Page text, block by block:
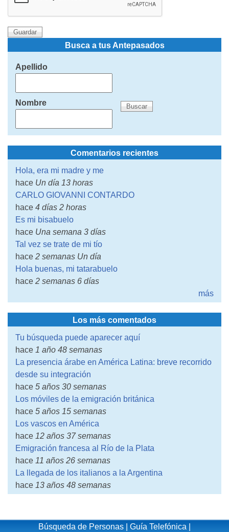
Busca a tus Antepasados
Apellido
Nombre
Comentarios recientes
Hola, era mi madre y me
hace Un día 13 horas
CARLO GIOVANNI CONTARDO
hace 4 días 2 horas
Es mi bisabuelo
hace Una semana 3 días
Tal vez se trate de mi tío
hace 2 semanas Un día
Hola buenas, mi tatarabuelo
hace 2 semanas 6 días
más
Los más comentados
Tu búsqueda puede aparecer aquí
hace 1 año 48 semanas
La presencia árabe en América Latina: breve recorrido
desde su integración
hace 5 años 30 semanas
Los móviles de la emigración británica
hace 5 años 15 semanas
Los vascos en América
hace 12 años 37 semanas
Emigración francesa al Río de la Plata
hace 11 años 26 semanas
La llegada de los italianos a la Argentina
hace 13 años 48 semanas
Búsqueda de Personas Guía Telefónica